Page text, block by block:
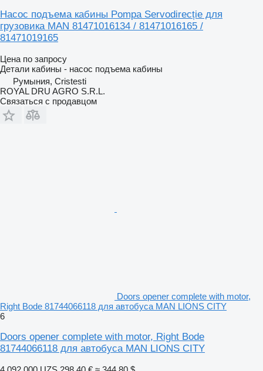
Насос подъема кабины Pompa Servodirecție для
грузовика MAN 81471016134 / 81471016165 /
81471019165
Цена по запросу
Детали кабины - насос подъема кабины
Румыния, Cristesti
ROYAL DRU AGRO S.R.L.
Связаться с продавцом
Doors opener complete with motor,
Right Bode 81744066118 для автобуса MAN LIONS CITY
6
Doors opener complete with motor, Right Bode
81744066118 для автобуса MAN LIONS CITY